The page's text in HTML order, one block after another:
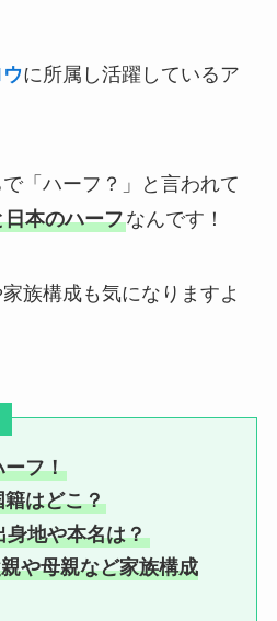
に所属し活躍しているア
「ハーフ？」と言われて
本のハーフなんです！
族構成も気になりますよ
ーフ！
籍はどこ？
身地や本名は？
や母親など家族構成